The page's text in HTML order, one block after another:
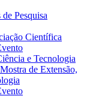
Pesquisa
Científica
e Tecnologia
de Extensão,